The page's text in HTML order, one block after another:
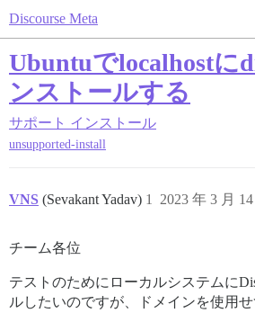
Discourse Meta
Ubuntuでlocalhostに
ンストールする
サポート インストール
unsupported-install
VNS (Sevakant Yadav) 2023 年 3 月
1
チーム各位
テストのためにローカルシステムに
ルしたいのですが、ドメインを使用せ